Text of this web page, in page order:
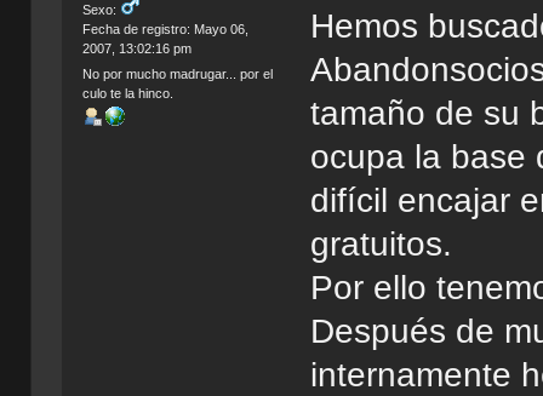
Sexo:
Fecha de registro: Mayo 06,
2007, 13:02:16 pm
No por mucho madrugar... por el
culo te la hinco.
Hemos
tamaño de su
ocupa la base
difícil encajar
gratuitos.
Por ello
Después de
internamente